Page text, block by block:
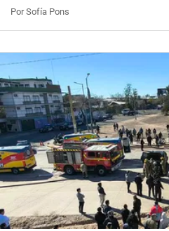
Por Sofía Pons